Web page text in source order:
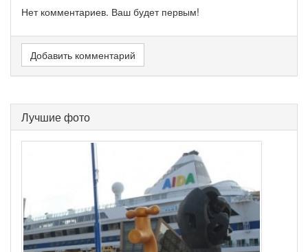
Нет комментариев. Ваш будет первым!
Добавить комментарий
Лучшие фото